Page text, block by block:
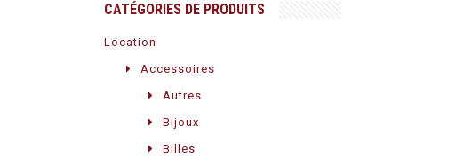
CATÉGORIES DE PRODUITS
Location
Accessoires
Autres
Bijoux
Billes